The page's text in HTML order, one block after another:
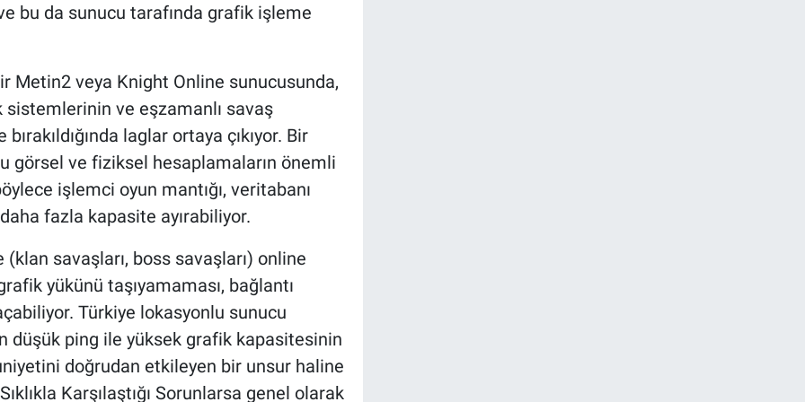
bu da sunucu tarafında grafik işleme
Metin2 veya Knight Online sunucusunda,
ve eşzamanlı savaş
laglar ortaya çıkıyor. Bir
görsel ve fiziksel hesaplamaların önemli
işlemci oyun mantığı, veritabanı
fazla kapasite ayırabiliyor.
savaşları, boss savaşları) online
yükünü taşıyamaması, bağlantı
Türkiye lokasyonlu sunucu
düşük ping ile yüksek grafik kapasitesinin
doğrudan etkileyen bir unsur haline
Karşılaştığı Sorunlarsa genel olarak